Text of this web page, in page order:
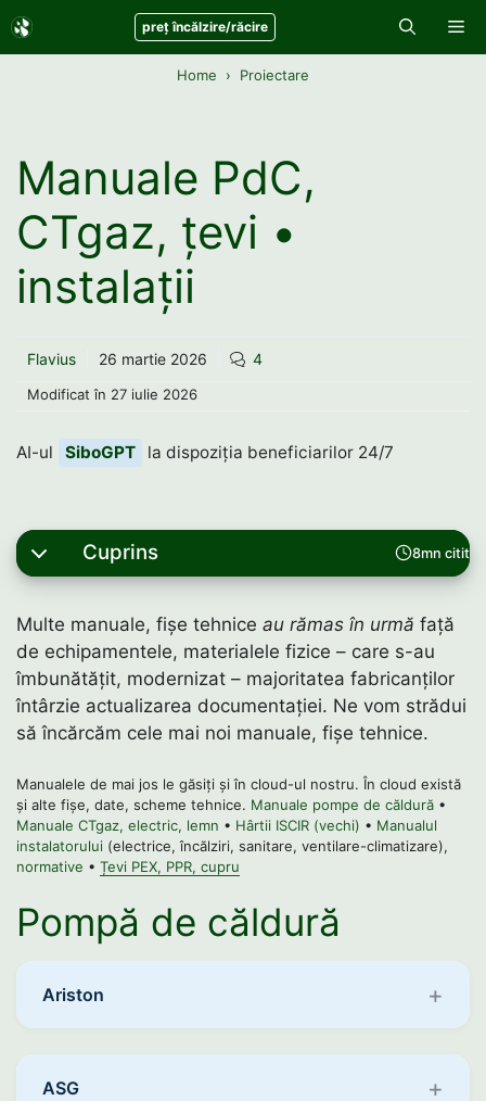
Sari
la
preț încălzire/răcire
Home Proiectare
Manuale PdC,
CTgaz, țevi •
instalații
Flavius 26 martie 2026 4
Modificat în 27 iulie 2026
AI-ul SiboGPT la dispoziția beneficiarilor 24/7
8mn citit
Cuprins
Multe manuale, fișe tehnice au rămas în urmă față
de echipamentele, materialele fizice – care s-au
îmbunătățit, modernizat – majoritatea fabricanților
întârzie actualizarea documentației. Ne vom strădui
să încărcăm cele mai noi manuale, fișe tehnice.
Manualele de mai jos le găsiți și în cloud-ul nostru. În cloud există
și alte fișe, date, scheme tehnice. Manuale pompe de căldură •
Manuale CTgaz, electric, lemn • Hârtii ISCIR (vechi) • Manualul
instalatorului (electrice, încălziri, sanitare, ventilare-climatizare),
normative • Țevi PEX, PPR, cupru
Pompă de căldură
Ariston
ASG